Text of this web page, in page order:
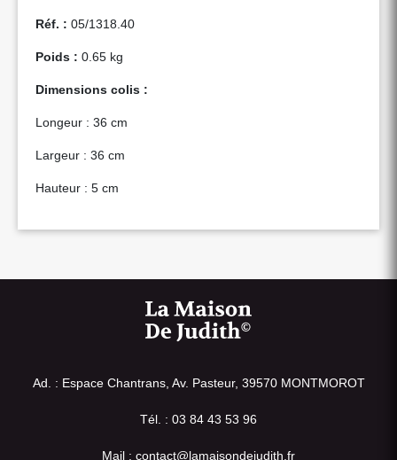
Réf. : 05/1318.40
Poids : 0.65 kg
Dimensions colis :
Longeur : 36 cm
Largeur : 36 cm
Hauteur : 5 cm
Ad. : Espace Chantrans, Av. Pasteur, 39570 MONTMOROT
Tél. : 03 84 43 53 96
Mail : contact@lamaisondejudith.fr